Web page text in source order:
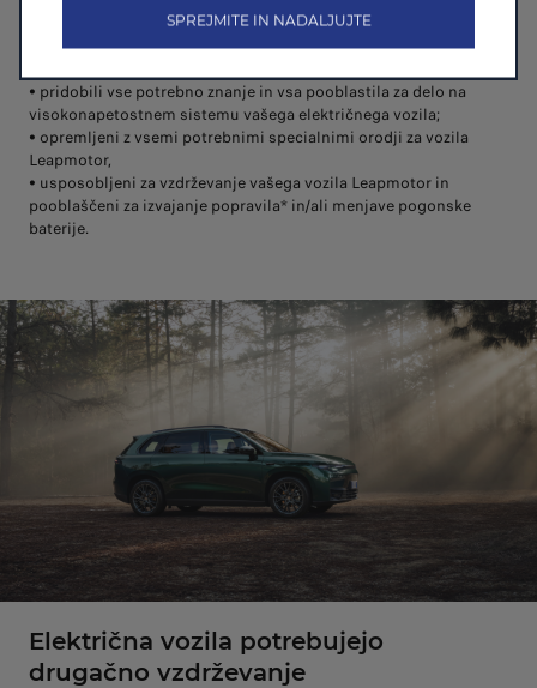
Svoje električno vozilo zaupajte naši mreži Leapmotor in
njihovim tehničnim strokovnjakom, ki so:
• pridobili vse potrebno znanje in vsa pooblastila za delo na
visokonapetostnem sistemu vašega električnega vozila;
• opremljeni z vsemi potrebnimi specialnimi orodji za vozila
Leapmotor,
• usposobljeni za vzdrževanje vašega vozila Leapmotor in
pooblaščeni za izvajanje popravila* in/ali menjave pogonske
baterije.
Električna vozila potrebujejo
drugačno vzdrževanje
SPREJMITE IN NADALJUJTE